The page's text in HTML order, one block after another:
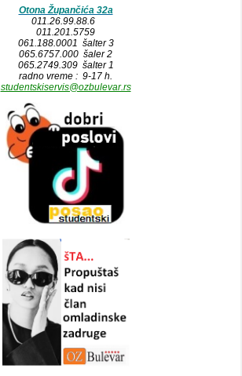
Otona Župančića 32a
011.26.99.88.6
011.201.5759
061.188.0001 šalter 3
065.6757.000 šaler 2
065.2749.309 šalter 1
radno vreme : 9-17 h.
studentskiservis@ozbulevar.rs